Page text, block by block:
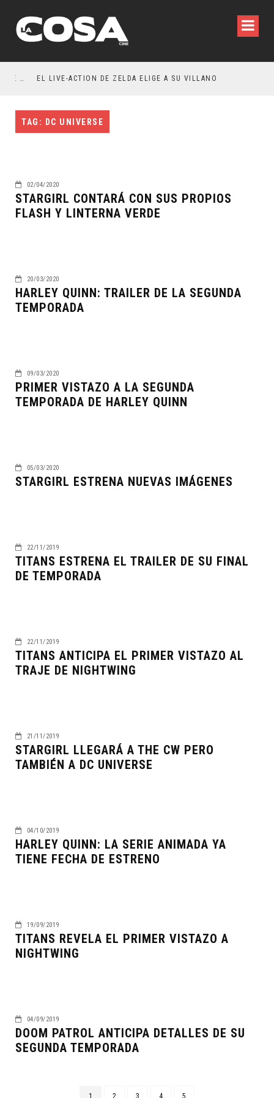
RESEÑA LA INVITACIÓN: OLIVIA WILDE REFLEXIONA SOBRE LA VIDA CONYUGAL EL LIVE-ACTION DE ZELDA ELIGE A SU VILLANO
TAG: DC UNIVERSE
02/04/2020
STARGIRL CONTARÁ CON SUS PROPIOS
FLASH Y LINTERNA VERDE
20/03/2020
HARLEY QUINN: TRAILER DE LA SEGUNDA
TEMPORADA
09/03/2020
PRIMER VISTAZO A LA SEGUNDA
TEMPORADA DE HARLEY QUINN
05/03/2020
STARGIRL ESTRENA NUEVAS IMÁGENES
22/11/2019
TITANS ESTRENA EL TRAILER DE SU FINAL
DE TEMPORADA
22/11/2019
TITANS ANTICIPA EL PRIMER VISTAZO AL
TRAJE DE NIGHTWING
21/11/2019
STARGIRL LLEGARÁ A THE CW PERO
TAMBIÉN A DC UNIVERSE
04/10/2019
HARLEY QUINN: LA SERIE ANIMADA YA
TIENE FECHA DE ESTRENO
19/09/2019
TITANS REVELA EL PRIMER VISTAZO A
NIGHTWING
04/09/2019
DOOM PATROL ANTICIPA DETALLES DE SU
SEGUNDA TEMPORADA
1 2 3 4 5